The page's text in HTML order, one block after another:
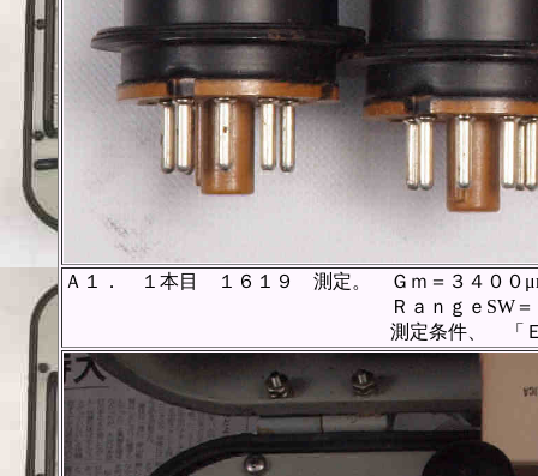
Ａ１． １本目 １６１９ 測定。 Ｇｍ＝３４００
ＲａｎｇｅSW＝Ｃ、FullScale
測定条件、 「Ｅｐ＝２５０Ｖ、Ｅ